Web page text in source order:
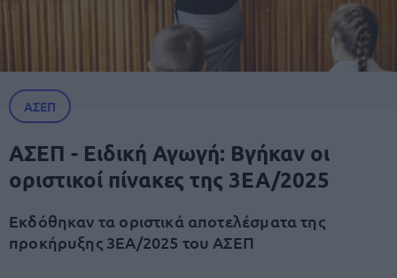
ΑΣΕΠ
ΑΣΕΠ - Ειδική Αγωγή: Βγήκαν οι
οριστικοί πίνακες της 3ΕΑ/2025
Εκδόθηκαν τα οριστικά αποτελέσματα της
προκήρυξης 3ΕΑ/2025 του ΑΣΕΠ